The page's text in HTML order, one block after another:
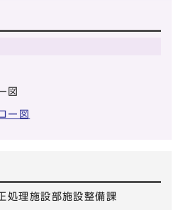
図
ー図
処理施設部施設整備課